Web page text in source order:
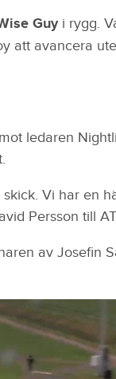
Guyi rygg.
att avancera
ledaren
Vi har en
Persson till
av Josefin